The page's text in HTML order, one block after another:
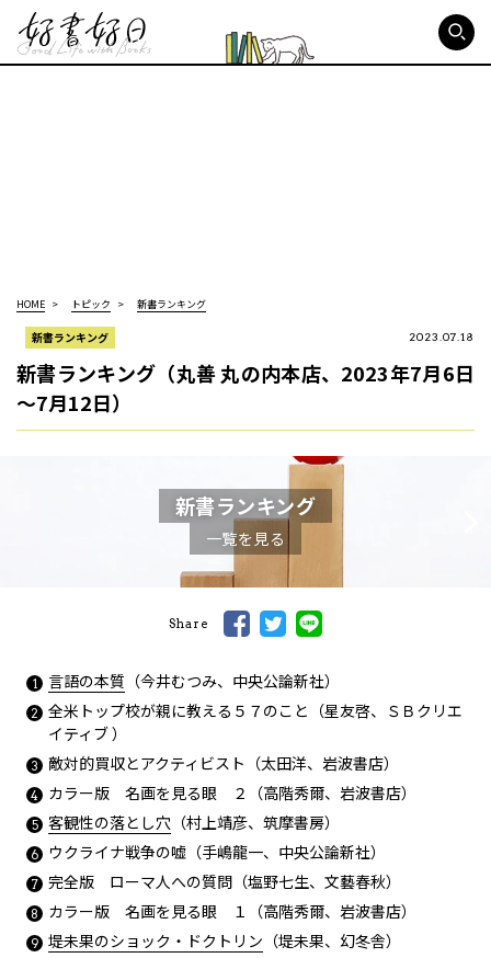
HOME トピック 新書ランキング
新書ランキング 2023.07.18
新書ランキング（丸善 丸の内本店、2023年7月6日
～7月12日）
新書ランキング
一覧を見る
Share
言語の本質 （今井むつみ、中央公論新社）
全米トップ校が親に教える５７のこと（星友啓、ＳＢクリエ
イティブ ）
敵対的買収とアクティビスト（太田洋、岩波書店）
カラー版 名画を見る眼 ２（高階秀爾、岩波書店）
客観性の落とし穴 （村上靖彦、筑摩書房）
ウクライナ戦争の嘘（手嶋龍一、中央公論新社）
完全版 ローマ人への質問（塩野七生、文藝春秋）
カラー版 名画を見る眼 １（高階秀爾、岩波書店）
堤未果のショック・ドクトリン （堤未果、幻冬舎）